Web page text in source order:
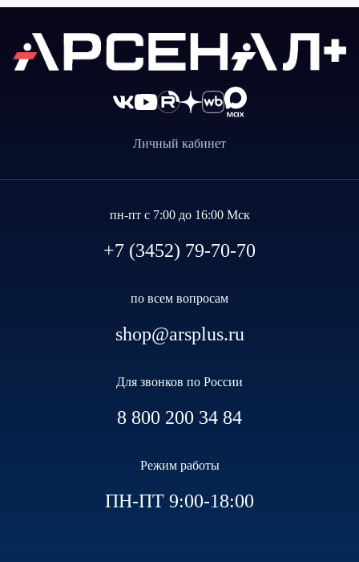
Личный кабинет
пн-пт с 7:00 до 16:00 Мск
+7 (3452) 79-70-70
по всем вопросам
shop@arsplus.ru
Для звонков по России
8 800 200 34 84
Режим работы
ПН-ПТ 9:00-18:00